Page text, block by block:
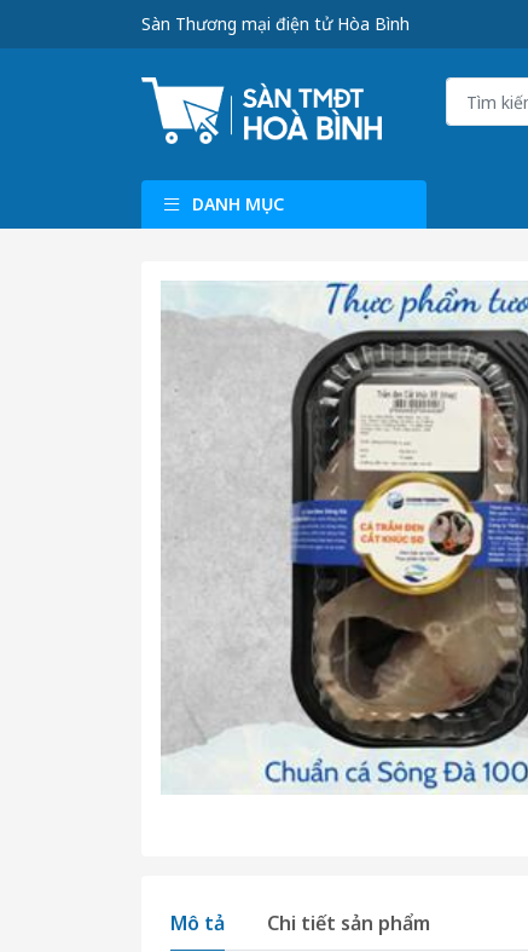
Sàn Thương mại điện tử Hòa Bình
DANH MỤC
Mô tả Chi tiết sản phẩm